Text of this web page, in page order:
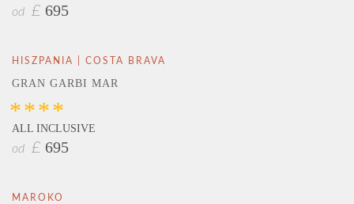
od £ 695
HISZPANIA | COSTA BRAVA
GRAN GARBI MAR
****
ALL INCLUSIVE
od £ 695
MAROKO